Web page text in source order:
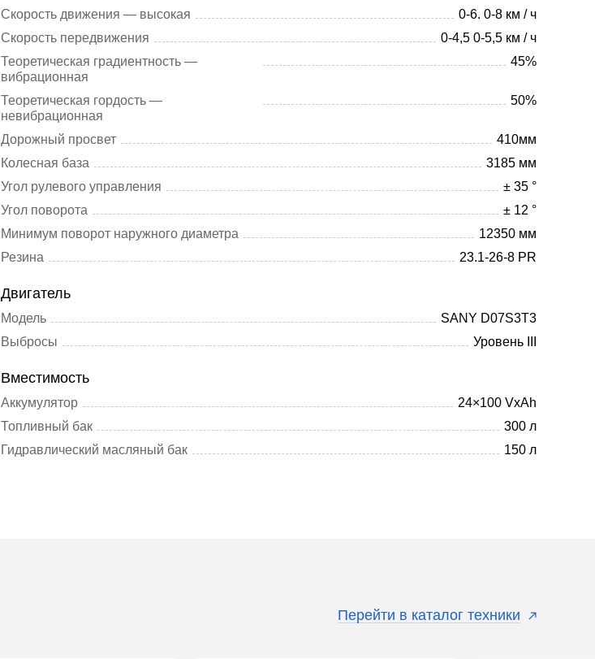
Скорость движения — высокая
0-6. 0-8 км / ч
Скорость передвижения
0-4,5 0-5,5 км / ч
Теоретическая градиентность —
вибрационная
45%
Теоретическая гордость —
невибрационная
50%
Дорожный просвет
410мм
Колесная база
3185 мм
Угол рулевого управления
± 35 °
Угол поворота
± 12 °
Минимум поворот наружного диаметра
12350 мм
Резина
23.1-26-8 PR
Двигатель
Модель
SANY D07S3T3
Выбросы
Уровень III
Вместимость
Аккумулятор
24×100 VxAh
Топливный бак
300 л
Гидравлический масляный бак
150 л
Перейти в каталог техники